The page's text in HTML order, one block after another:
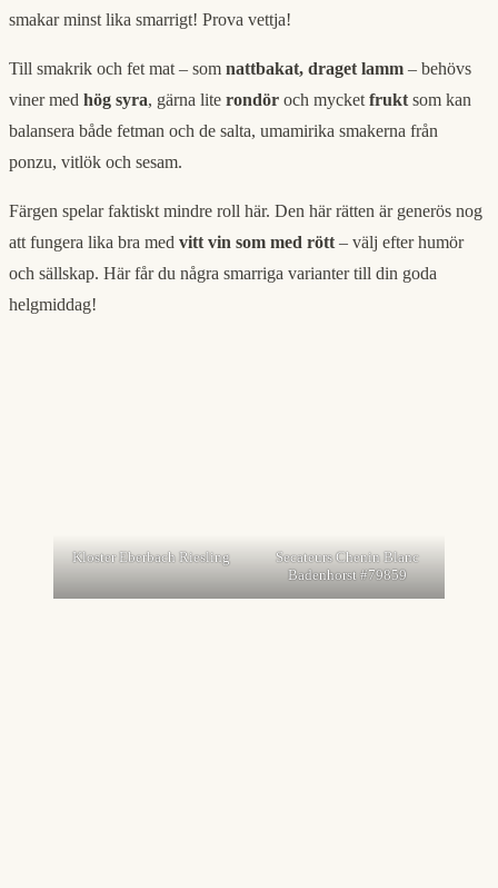
smakar minst lika smarrigt! Prova vettja!
Till smakrik och fet mat – som nattbakat, draget lamm – behövs
viner med hög syra, gärna lite rondör och mycket frukt som kan
balansera både fetman och de salta, umamirika smakerna från
ponzu, vitlök och sesam.
Färgen spelar faktiskt mindre roll här. Den här rätten är generös nog
att fungera lika bra med vitt vin som med rött – välj efter humör
och sällskap. Här får du några smarriga varianter till din goda
helgmiddag!
Kloster Eberbach Riesling
Secateurs Chenin Blanc
Badenhorst #79859